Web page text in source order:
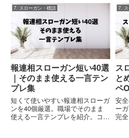
ム・安全標語にも対応。
に
7. スローガン・標語
報連相スローガン短い40選
｜そのまま使える一言テン
プレ集
短くて使いやすい報連相スローガ
ンを40個厳選。職場でそのまま
使える一言テンプレを紹介。コミ
7.
ス
と
ペ
で
安
ー
完